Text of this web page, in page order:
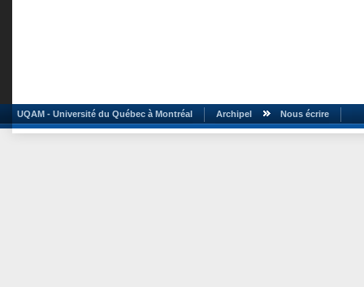
UQAM - Université du Québec à Montréal Archipel Nous écrire